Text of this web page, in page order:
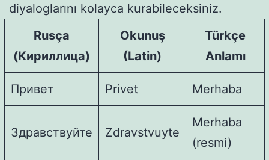
diyaloglarını kolayca kurabileceksiniz.
Rusça
(Кириллица)
Okunuş
(Latin)
Türkçe
Anlamı
Привет Privet Merhaba
Здравствуйте Zdravstvuyte
Merhaba
(resmi)